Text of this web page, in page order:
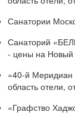
Санатории
Санаторий
- цены на Новый
«40-й Меридиан
область отели,
«Графство